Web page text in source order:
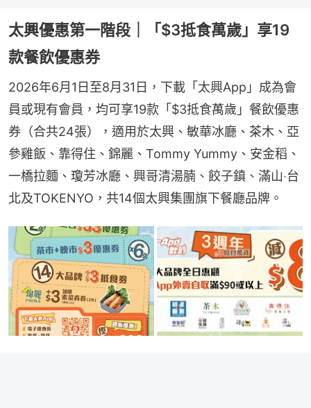
太興優惠第一階段｜「$3抵食萬歲」享19
款餐飲優惠券
2026年6月1日至8月31日，下載「太興App」成為會
員或現有會員，均可享19款「$3抵食萬歲」餐飲優惠
券（合共24張），適用於太興、敏華冰廳、茶木、亞
參雞飯、靠得住、錦麗、Tommy Yummy、安金稻、
一橋拉麵、瓊芳冰廳、興哥清湯腩、餃子鎮、滿山‧台
北及TOKENYO，共14個太興集團旗下餐廳品牌。